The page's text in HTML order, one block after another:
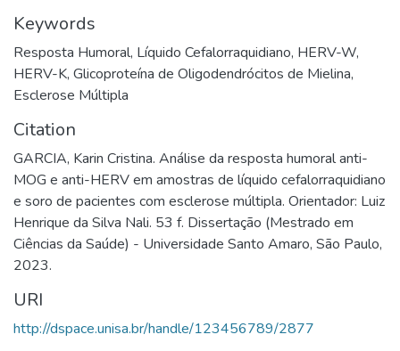
Keywords
Resposta Humoral, Líquido Cefalorraquidiano, HERV-W,
HERV-K, Glicoproteína de Oligodendrócitos de Mielina,
Esclerose Múltipla
Citation
GARCIA, Karin Cristina. Análise da resposta humoral anti-
MOG e anti-HERV em amostras de líquido cefalorraquidiano
e soro de pacientes com esclerose múltipla. Orientador: Luiz
Henrique da Silva Nali. 53 f. Dissertação (Mestrado em
Ciências da Saúde) - Universidade Santo Amaro, São Paulo,
2023.
URI
http://dspace.unisa.br/handle/123456789/2877